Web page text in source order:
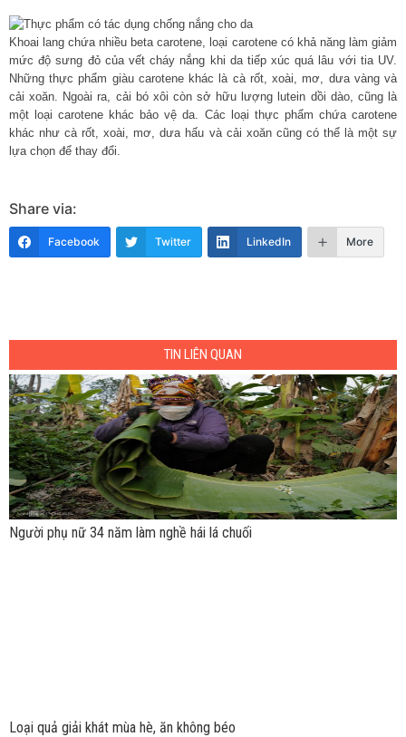
Khoai lang chứa nhiều beta carotene, loại carotene có khả năng làm giảm
mức độ sưng đỏ của vết cháy nắng khi da tiếp xúc quá lâu với tia UV.
Những thực phẩm giàu carotene khác là cà rốt, xoài, mơ, dưa vàng và
cải xoăn. Ngoài ra, cải bó xôi còn sở hữu lượng lutein dồi dào, cũng là
một loại carotene khác bảo vệ da. Các loại thực phẩm chứa carotene
khác như cà rốt, xoài, mơ, dưa hấu và cải xoăn cũng có thể là một sự
lựa chọn để thay đổi.
Share via:
Facebook Twitter LinkedIn More
TIN LIÊN QUAN
Người phụ nữ 34 năm làm nghề hái lá chuối
Loại quả giải khát mùa hè, ăn không béo